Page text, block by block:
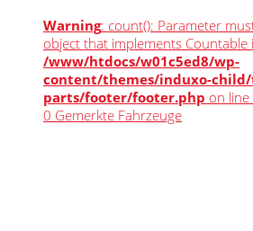
Warning: count(): Parameter
object that implements Countable
/www/htdocs/w01c5ed8/wp-
content/themes/induxo-
parts/footer/footer.php on line
0 Gemerkte Fahrzeuge